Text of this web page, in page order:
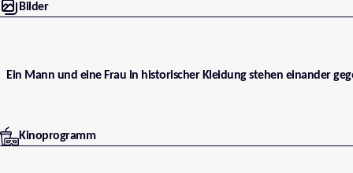
Bilder
Ein Mann und eine Frau in historischer Kleidung stehen einander
Kinoprogramm